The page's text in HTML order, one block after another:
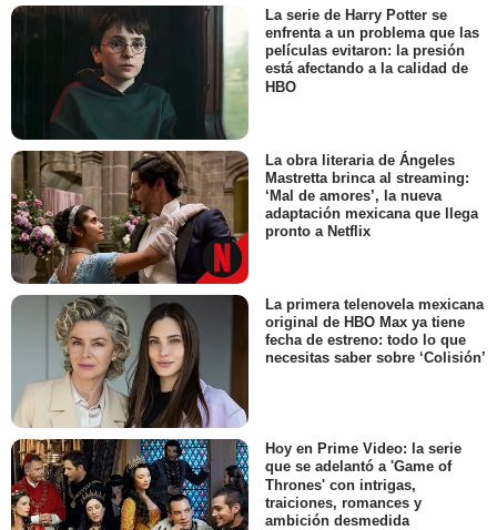
La serie de Harry Potter se
enfrenta a un problema que las
películas evitaron: la presión
está afectando a la calidad de
HBO
La obra literaria de Ángeles
Mastretta brinca al streaming:
‘Mal de amores’, la nueva
adaptación mexicana que llega
pronto a Netflix
La primera telenovela mexicana
original de HBO Max ya tiene
fecha de estreno: todo lo que
necesitas saber sobre ‘Colisión’
Hoy en Prime Video: la serie
que se adelantó a 'Game of
Thrones' con intrigas,
traiciones, romances y
ambición desmedida